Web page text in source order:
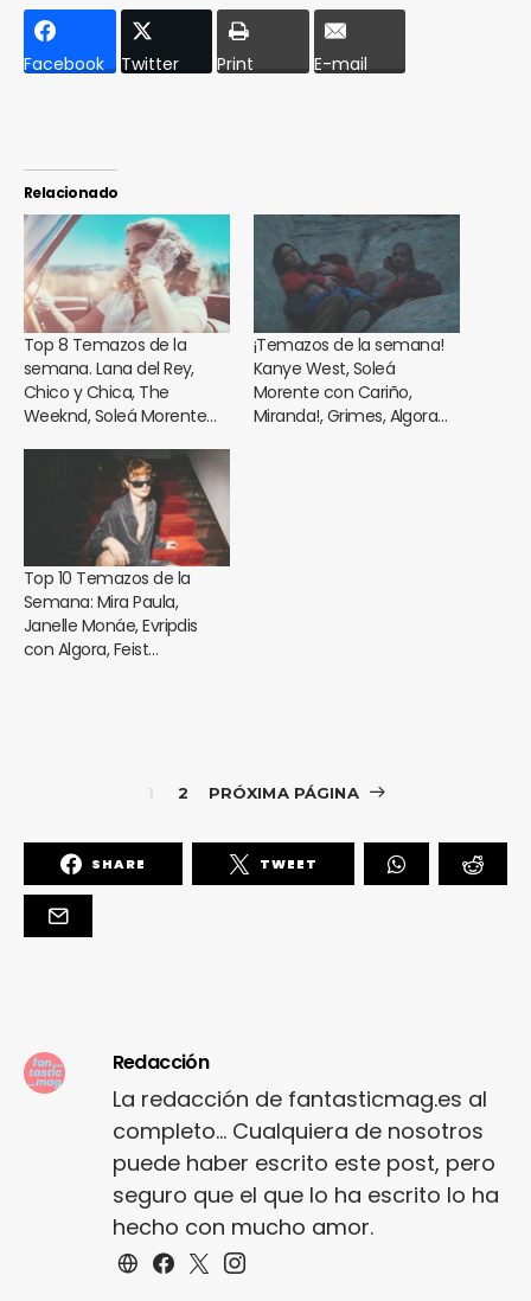
Facebook Twitter Print E-mail
Relacionado
Top 8 Temazos de la
semana. Lana del Rey,
Chico y Chica, The
Weeknd, Soleá Morente…
¡Temazos de la semana!
Kanye West, Soleá
Morente con Cariño,
Miranda!, Grimes, Algora…
Top 10 Temazos de la
Semana: Mira Paula,
Janelle Monáe, Evripdis
con Algora, Feist…
1 2 PRÓXIMA PÁGINA
SHARE TWEET
Redacción
La redacción de fantasticmag.es al
completo... Cualquiera de nosotros
puede haber escrito este post, pero
seguro que el que lo ha escrito lo ha
hecho con mucho amor.